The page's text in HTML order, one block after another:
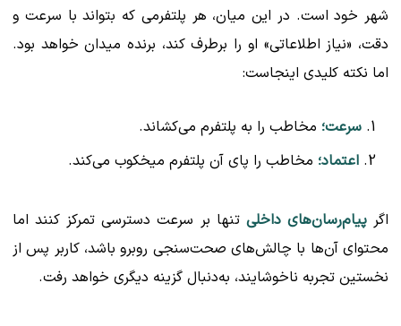
شهر خود است. در این میان، هر پلتفرمی که بتواند با سرعت و
دقت، «نیاز اطلاعاتی» او را برطرف کند، برنده میدان خواهد بود.
اما نکته کلیدی اینجاست:
سرعت؛ مخاطب را به پلتفرم می‌کشاند.
اعتماد؛ مخاطب را پای آن پلتفرم میخکوب می‌کند.
اگرپیام‌رسان‌های داخلی تنها بر سرعت دسترسی تمرکز کنند اما
محتوای آن‌ها با چالش‌های صحت‌سنجی روبرو باشد، کاربر پس از
نخستین تجربه ناخوشایند، به‌دنبال گزینه دیگری خواهد رفت.